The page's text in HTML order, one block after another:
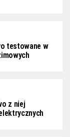
testowane w
z niej